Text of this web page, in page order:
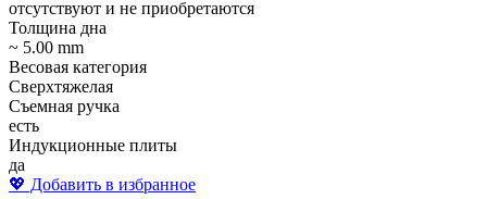
отсутствуют и не приобретаются
Толщина дна
~ 5.00 mm
Весовая категория
Сверхтяжелая
Съемная ручка
есть
Индукционные плиты
да
💖 Добавить в избранное